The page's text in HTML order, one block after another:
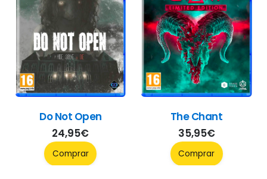
Do Not Open
24,95€
Comprar
The Chant
35,95€
Comprar